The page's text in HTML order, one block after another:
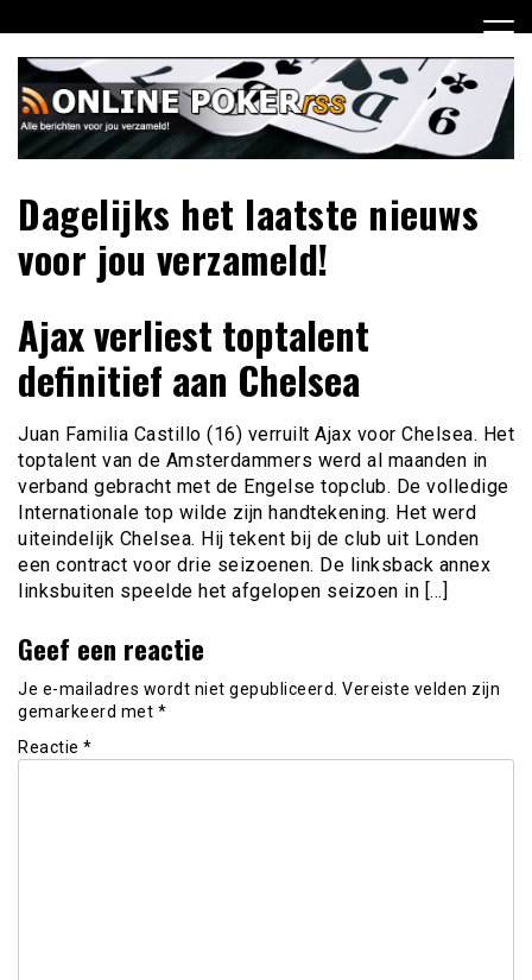
naar
inhoud
Dagelijks het laatste nieuws
voor jou verzameld!
Ajax verliest toptalent
definitief aan Chelsea
Juan Familia Castillo (16) verruilt Ajax voor Chelsea. Het
toptalent van de Amsterdammers werd al maanden in
verband gebracht met de Engelse topclub. De volledige
Internationale top wilde zijn handtekening. Het werd
uiteindelijk Chelsea. Hij tekent bij de club uit Londen
een contract voor drie seizoenen. De linksback annex
linksbuiten speelde het afgelopen seizoen in […]
Geef een reactie
Je e-mailadres wordt niet gepubliceerd. Vereiste velden zijn
gemarkeerd met *
Reactie *